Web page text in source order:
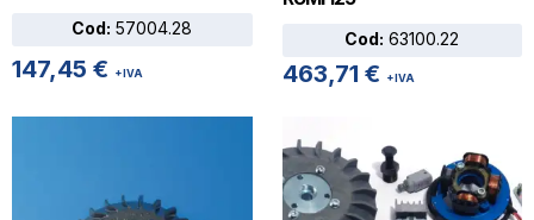
Cod: 57004.28
147,45 € +IVA
Cod: 63100.22
463,71 € +IVA